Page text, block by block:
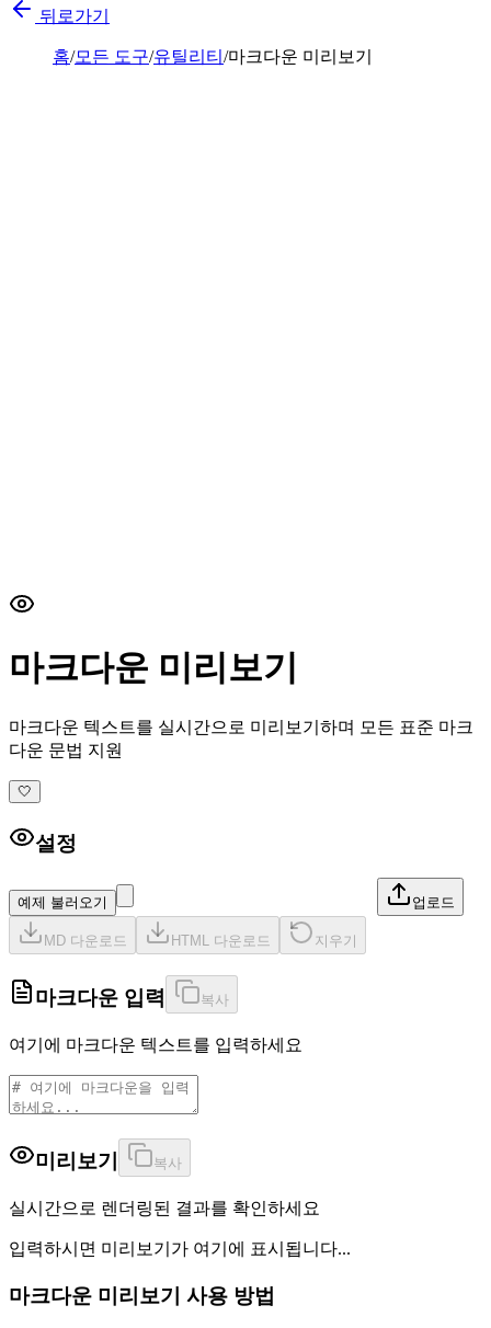
뒤로가기
홈/모든 도구/유틸리티 /마크다운 미리보기
마크다운 미리보기
마크다운 텍스트를 실시간으로 미리보기하며 모든 표준 마크
다운 문법 지원
🤍
설정
예제 불러오기 업로드
MD 다운로드 HTML 다운로드 지우기
마크다운 입력 복사
여기에 마크다운 텍스트를 입력하세요
미리보기 복사
실시간으로 렌더링된 결과를 확인하세요
입력하시면 미리보기가 여기에 표시됩니다...
마크다운 미리보기 사용 방법